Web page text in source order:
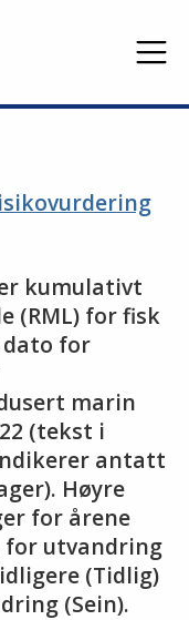
kumulativt
(RML) for fisk
dato for
marin
(tekst i
antatt
Høyre
for årene
for utvandring
(Tidlig)
(Sein).